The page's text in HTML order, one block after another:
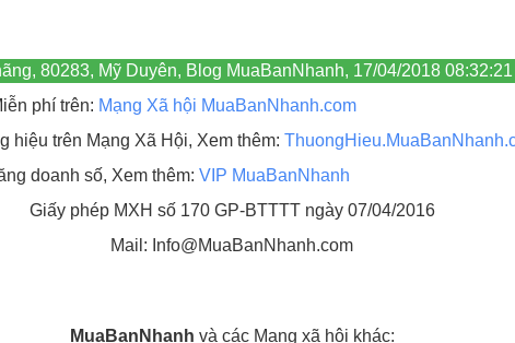
80283, Mỹ Duyên, Blog MuaBanNhanh, 17/04/2018 08:32:21
phí trên: Mạng Xã hội MuaBanNhanh.com
trên Mạng Xã Hội, Xem thêm: ThuongHieu.MuaBanNhanh.
doanh số, Xem thêm: VIP MuaBanNhanh
Giấy phép MXH số 170 GP-BTTTT ngày 07/04/2016
Mail: Info@MuaBanNhanh.com
MuaBanNhanh và các Mạng xã hội khác: